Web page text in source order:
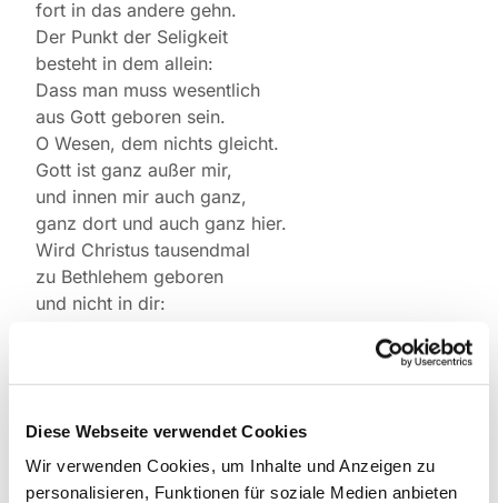
Diese Webseite verwendet Cookies
Wir verwenden Cookies, um Inhalte und Anzeigen zu
personalisieren, Funktionen für soziale Medien anbieten
fort in das andere gehn.
Der Punkt der Seligkeit
besteht in dem allein:
Dass man muss wesentlich
aus Gott geboren sein.
O Wesen, dem nichts gleicht.
Gott ist ganz außer mir,
und innen mir auch ganz,
ganz dort und auch ganz hier.
Wird Christus tausendmal
zu Bethlehem geboren
und nicht in dir:
ab 1653 mit dem Übertritt zur röm.-kath.
Kirche „Angelus Silesius